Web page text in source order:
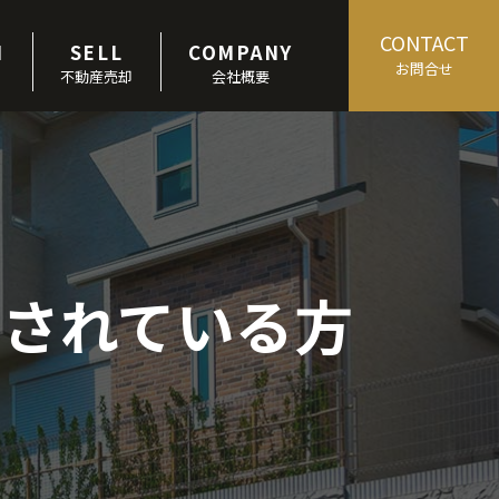
SELL
不動産売却
COMPANY
会社概要
CONTACT
お問合せ
れている方